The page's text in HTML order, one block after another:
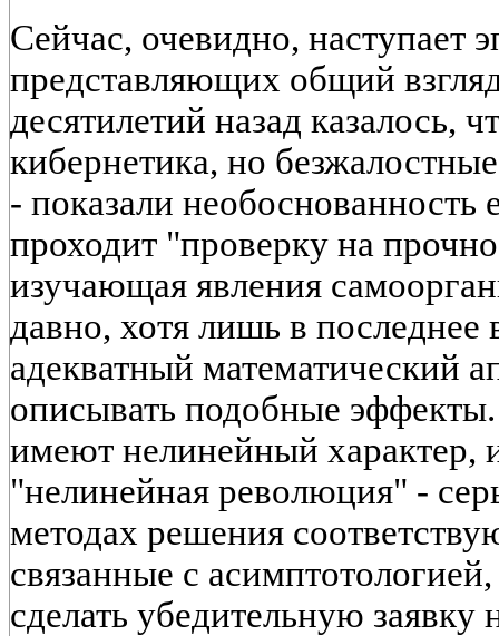
Сейчас, очевидно, наступает
представляющих общий
десятилетий назад казалось,
кибернетика, но
- показали необоснованность
проходит "проверку на
изучающая явления
давно, хотя лишь в последнее
адекватный математический
описывать подобные
имеют нелинейный характер,
"нелинейная революция" -
методах решения
связанные с
сделать убедительную